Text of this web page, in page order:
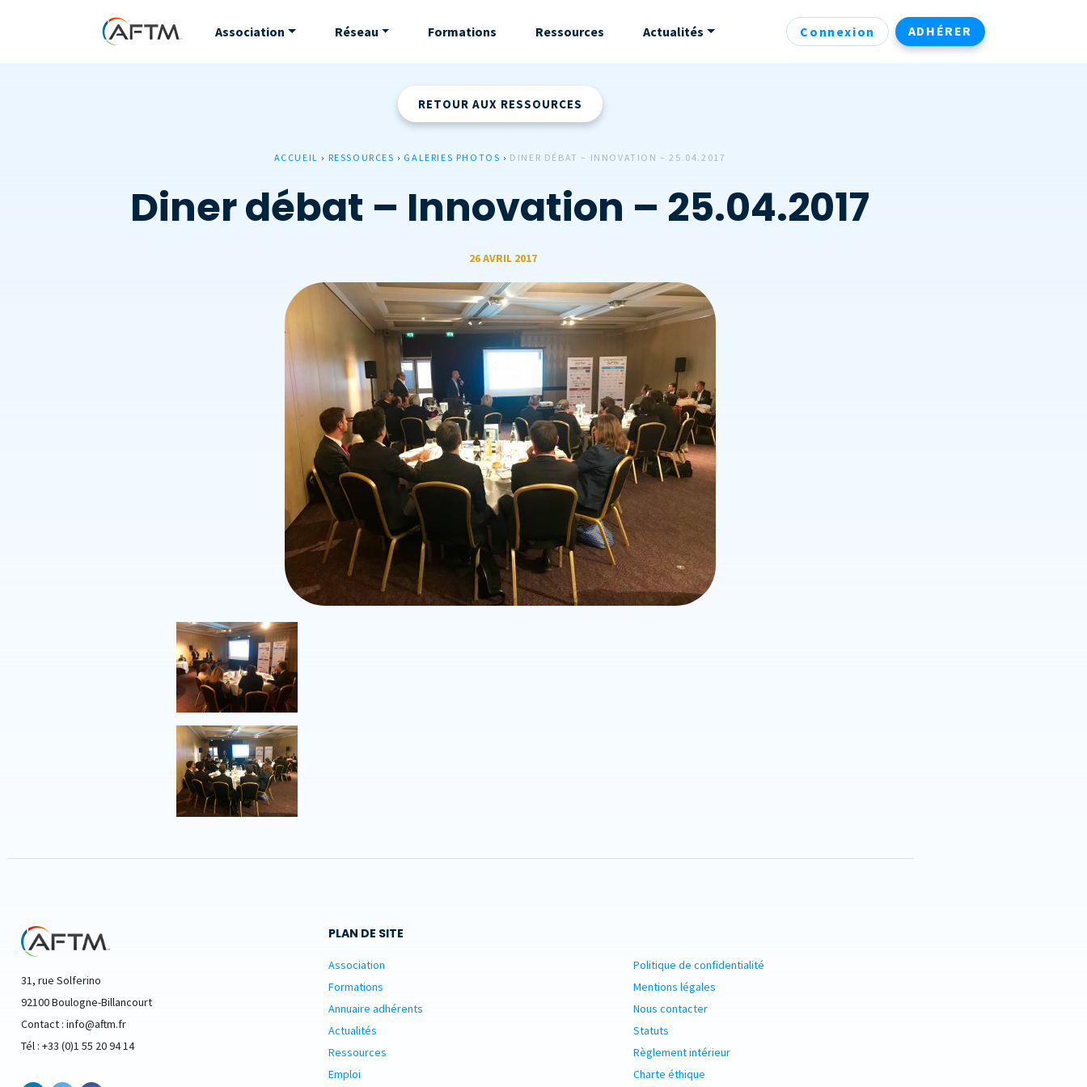
Association Réseau Formations Ressources Actualités Connexion ADHÉRER
RETOUR AUX RESSOURCES
ACCUEIL › RESSOURCES › GALERIES PHOTOS › DINER DÉBAT – INNOVATION – 25.04.2017
Diner débat – Innovation – 25.04.2017
26 AVRIL 2017
31, rue Solferino
92100 Boulogne-Billancourt
Contact : info@aftm.fr
Tél : +33 (0)1 55 20 94 14
PLAN DE SITE
Association
Formations
Annuaire adhérents
Actualités
Ressources
Emploi
Politique de confidentialité
Mentions légales
Nous contacter
Statuts
Règlement intérieur
Charte éthique